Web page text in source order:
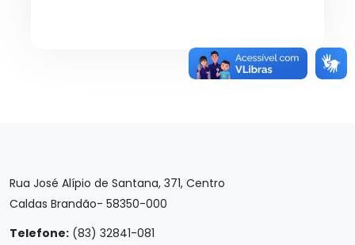
Rua José Alípio de Santana, 371, Centro
Caldas Brandão- 58350-000
Telefone: (83) 32841-081